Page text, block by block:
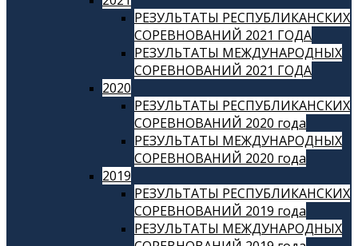
РЕЗУЛЬТАТЫ РЕСПУБЛИКАНСКИХ
СОРЕВНОВАНИЙ 2021 ГОДА
РЕЗУЛЬТАТЫ МЕЖДУНАРОДНЫХ
СОРЕВНОВАНИЙ 2021 ГОДА
2020
РЕЗУЛЬТАТЫ РЕСПУБЛИКАНСКИХ
СОРЕВНОВАНИЙ 2020 года
РЕЗУЛЬТАТЫ МЕЖДУНАРОДНЫХ
СОРЕВНОВАНИЙ 2020 года
2019
РЕЗУЛЬТАТЫ РЕСПУБЛИКАНСКИХ
СОРЕВНОВАНИЙ 2019 года
РЕЗУЛЬТАТЫ МЕЖДУНАРОДНЫХ